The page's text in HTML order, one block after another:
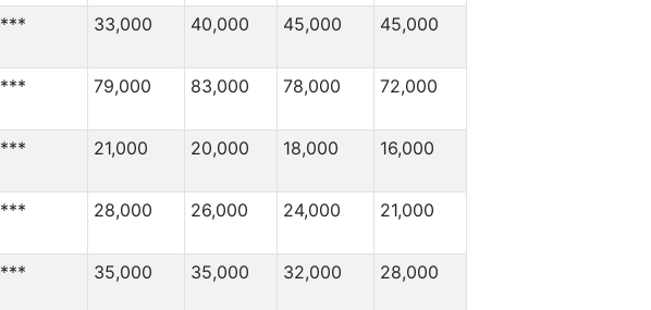
*** 33,000 40,000 45,000 45,000
*** 79,000 83,000 78,000 72,000
*** 21,000 20,000 18,000 16,000
*** 28,000 26,000 24,000 21,000
*** 35,000 35,000 32,000 28,000